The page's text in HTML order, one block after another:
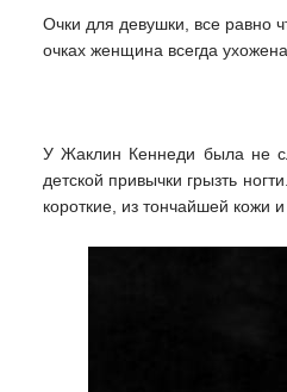
Очки для девушки, все равно
очках женщина всегда
У Жаклин Кеннеди была не
детской привычки грызть
короткие, из тончайшей кожи